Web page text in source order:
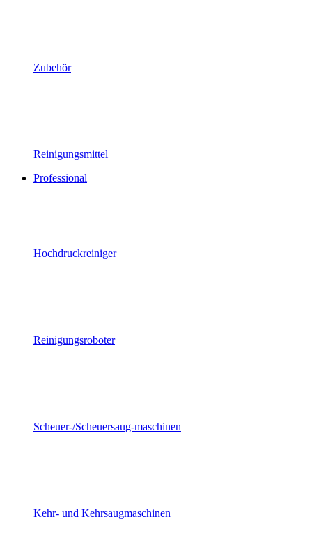
Zubehör
Reinigungsmittel
Professional
Hochdruckreiniger
Reinigungsroboter
Scheuer-/Scheuersaug-maschinen
Kehr- und Kehrsaugmaschinen